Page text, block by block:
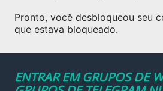
Pronto, você desbloqueou seu
que estava bloqueado.
ENTRAR EM GRUPOS DE